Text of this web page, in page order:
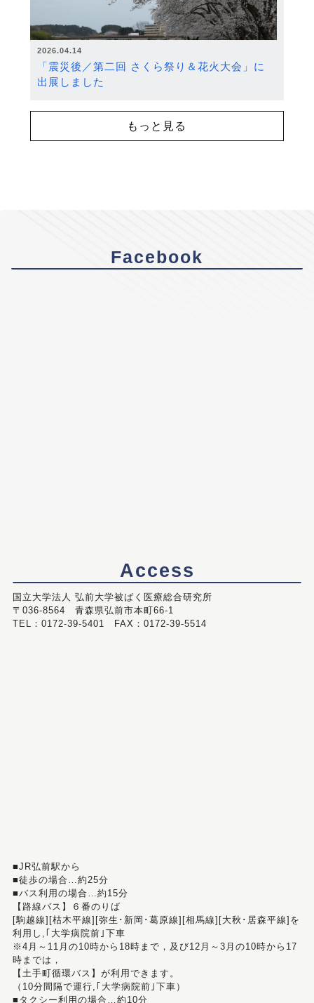
2026.04.14
「震災後／第二回 さくら祭り＆花火大会」に
出展しました
もっと見る
Facebook
Access
国立大学法人 弘前大学被ばく医療総合研究所
〒036-8564 青森県弘前市本町66-1
TEL：0172-39-5401 FAX：0172-39-5514
■JR弘前駅から
■徒歩の場合…約25分
■バス利用の場合…約15分
【路線バス】６番のりば
[駒越線][枯木平線][弥生･新岡･葛原線][相馬線][大秋･居森平線]を
利用し,｢大学病院前｣下車
※4月～11月の10時から18時まで，及び12月～3月の10時から17
時までは，
【土手町循環バス】が利用できます。
（10分間隔で運行,｢大学病院前｣下車）
■タクシー利用の場合…約10分